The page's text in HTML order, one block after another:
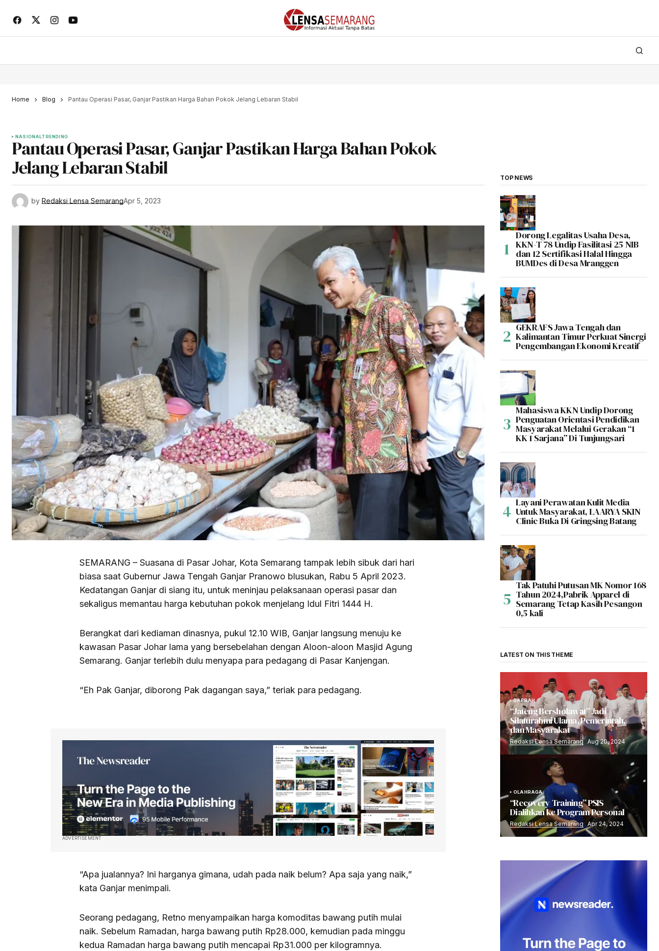
Home Blog Pantau Operasi Pasar, Ganjar Pastikan Harga Bahan Pokok Jelang Lebaran Stabil
NASIONALTRENDING
Pantau Operasi Pasar, Ganjar Pastikan Harga Bahan Pokok
Jelang Lebaran Stabil
by Redaksi Lensa SemarangApr 5, 2023
SEMARANG – Suasana di Pasar Johar, Kota Semarang tampak lebih sibuk dari hari
biasa saat Gubernur Jawa Tengah Ganjar Pranowo blusukan, Rabu 5 April 2023.
Kedatangan Ganjar di siang itu, untuk meninjau pelaksanaan operasi pasar dan
sekaligus memantau harga kebutuhan pokok menjelang Idul Fitri 1444 H.
Berangkat dari kediaman dinasnya, pukul 12.10 WIB, Ganjar langsung menuju ke
kawasan Pasar Johar lama yang bersebelahan dengan Aloon-aloon Masjid Agung
Semarang. Ganjar terlebih dulu menyapa para pedagang di Pasar Kanjengan.
“Eh Pak Ganjar, diborong Pak dagangan saya,” teriak para pedagang.
ADVERTISEMENT
“Apa jualannya? Ini harganya gimana, udah pada naik belum? Apa saja yang naik,”
kata Ganjar menimpali.
Seorang pedagang, Retno menyampaikan harga komoditas bawang putih mulai
naik. Sebelum Ramadan, harga bawang putih Rp28.000, kemudian pada minggu
kedua Ramadan harga bawang putih mencapai Rp31.000 per kilogramnya.
TOP NEWS
Dorong Legalitas Usaha Desa,
KKN-T 78 Undip Fasilitasi 25 NIB
dan 12 Sertifikasi Halal Hingga
BUMDes di Desa Mranggen
GEKRAFS Jawa Tengah dan
Kalimantan Timur Perkuat Sinergi
Pengembangan Ekonomi Kreatif
Mahasiswa KKN Undip Dorong
Penguatan Orientasi Pendidikan
Masyarakat Melalui Gerakan “1
KK 1 Sarjana” Di Tunjungsari
Layani Perawatan Kulit Media
Untuk Masyarakat, LAARYA SKIN
Clinic Buka Di Gringsing Batang
Tak Patuhi Putusan MK Nomor 168
Tahun 2024,Pabrik Apparel di
Semarang Tetap Kasih Pesangon
0,5 kali
LATEST ON THIS THEME
DAERAH
“Jateng Bersholawat” Jadi
Silaturahmi Ulama, Pemerintah,
dan Masyarakat
Redaksi Lensa Semarang Aug 20, 2024
OLAHRAGA
“Recovery Training” PSIS
Dialihkan ke Program Personal
Redaksi Lensa Semarang Apr 24, 2024